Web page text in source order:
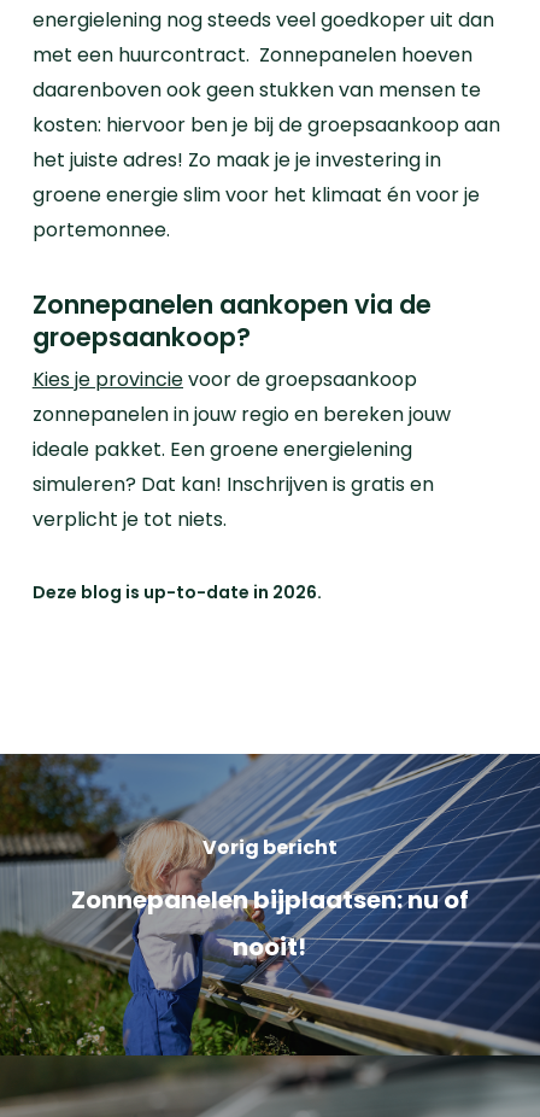
energielening nog steeds veel goedkoper uit dan
met een huurcontract. Zonnepanelen hoeven
daarenboven ook geen stukken van mensen te
kosten: hiervoor ben je bij de groepsaankoop aan
het juiste adres! Zo maak je je investering in
groene energie slim voor het klimaat én voor je
portemonnee.
Zonnepanelen aankopen via de
groepsaankoop?
Kies je provincievoor de groepsaankoop
zonnepanelen in jouw regio en bereken jouw
ideale pakket. Een groene energielening
simuleren? Dat kan! Inschrijven is gratis en
verplicht je tot niets.
Deze blog is up-to-date in 2026.
Vorig bericht
Zonnepanelen bijplaatsen: nu of
nooit!